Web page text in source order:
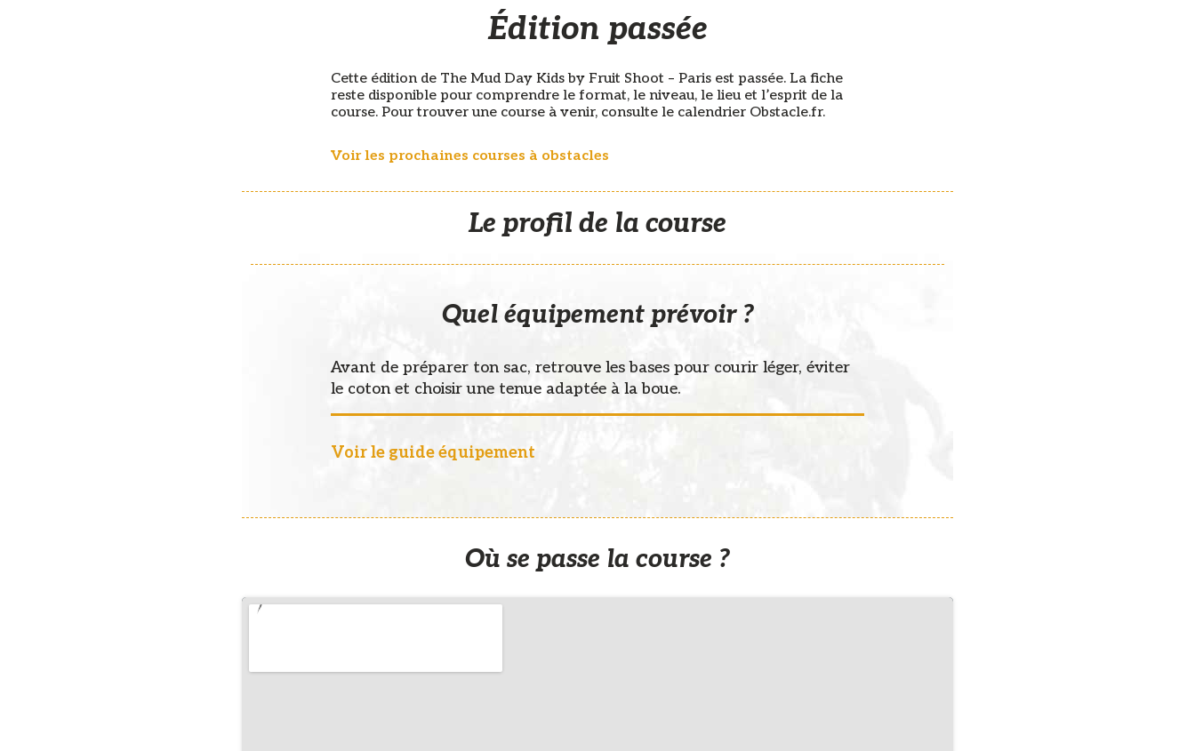
Édition passée
Cette édition de The Mud Day Kids by Fruit Shoot – Paris est passée. La fiche
reste disponible pour comprendre le format, le niveau, le lieu et l’esprit de la
course. Pour trouver une course à venir, consulte le calendrier Obstacle.fr.
Voir les prochaines courses à obstacles
Le profil de la course
Quel équipement prévoir ?
Avant de préparer ton sac, retrouve les bases pour courir léger, éviter
le coton et choisir une tenue adaptée à la boue.
Voir le guide équipement
Où se passe la course ?